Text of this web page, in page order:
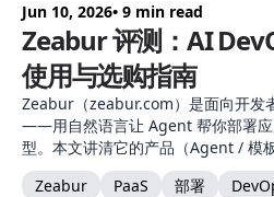
Jun 10, 2026• 9 min read
Zeabur 评测：AI
使用与选购指南
Zeabur（zeabur.com）是面向开发
——用自然语言让 Agent 帮你部署应
型。本文讲清它的产品（Agent / 模
邮件）、套餐区别、适用场景与新手
Zeabur PaaS 部署